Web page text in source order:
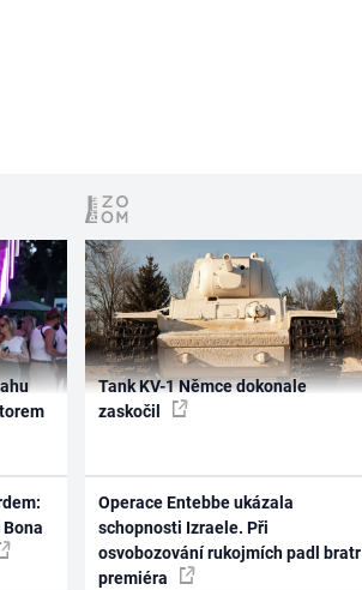
Tank KV-1 Němce dokonale
zaskočil
Operace Entebbe ukázala
schopnosti Izraele. Při
osvobozování rukojmích padl bratr
premiéra